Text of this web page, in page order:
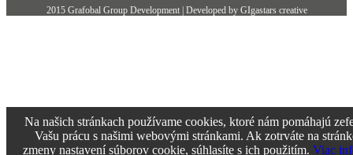
2015 Grafobal Group Development | Developed by GIgastars creative
Na našich stránkach používame cookies, ktoré nám pomáhajú
Vašu prácu s našimi webovými stránkami. Ak zotrváte na
zmeny nastavení súborov cookie, súhlasíte s ich použitím. Viac